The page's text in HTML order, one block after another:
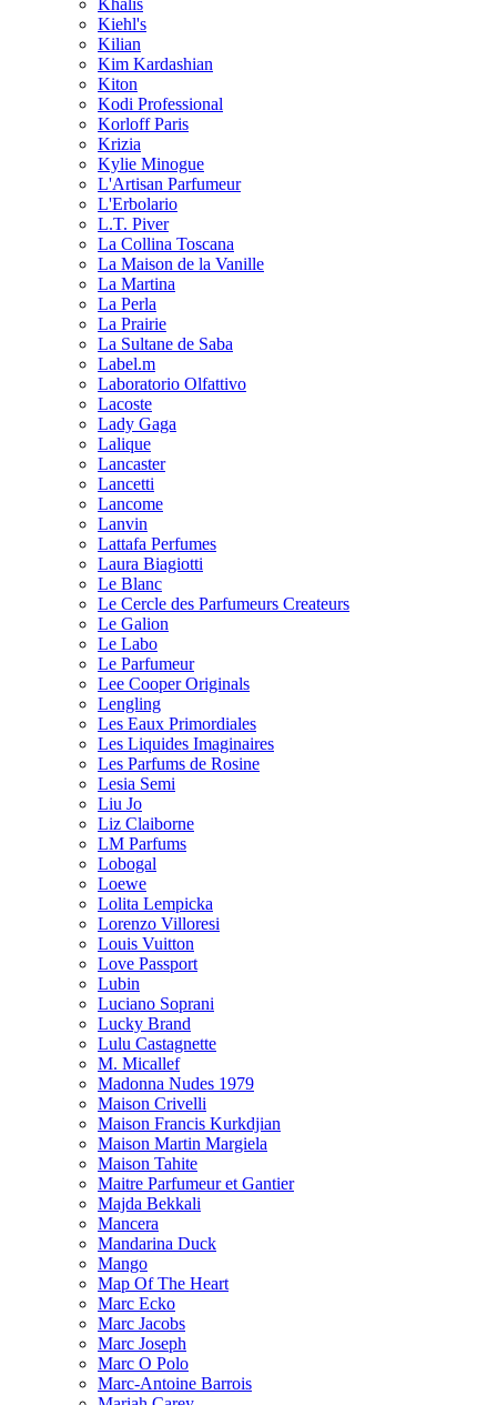
Khalis
Kiehl's
Kilian
Kim Kardashian
Kiton
Kodi Professional
Korloff Paris
Krizia
Kylie Minogue
L'Artisan Parfumeur
L'Erbolario
L.T. Piver
La Collina Toscana
La Maison de la Vanille
La Martina
La Perla
La Prairie
La Sultane de Saba
Label.m
Laboratorio Olfattivo
Lacoste
Lady Gaga
Lalique
Lancaster
Lancetti
Lancome
Lanvin
Lattafa Perfumes
Laura Biagiotti
Le Blanc
Le Cercle des Parfumeurs Createurs
Le Galion
Le Labo
Le Parfumeur
Lee Cooper Originals
Lengling
Les Eaux Primordiales
Les Liquides Imaginaires
Les Parfums de Rosine
Lesia Semi
Liu Jo
Liz Claiborne
LM Parfums
Lobogal
Loewe
Lolita Lempicka
Lorenzo Villoresi
Louis Vuitton
Love Passport
Lubin
Luciano Soprani
Lucky Brand
Lulu Castagnette
M. Micallef
Madonna Nudes 1979
Maison Crivelli
Maison Francis Kurkdjian
Maison Martin Margiela
Maison Tahite
Maitre Parfumeur et Gantier
Majda Bekkali
Mancera
Mandarina Duck
Mango
Map Of The Heart
Marc Ecko
Marc Jacobs
Marc Joseph
Marc O Polo
Marc-Antoine Barrois